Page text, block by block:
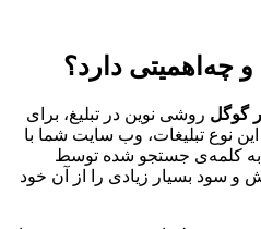
چه‌اهمیتی دارد؟
گوگل روشی نوین در تبلیغ، برای
نوع تبلیغات، وب سایت شما با
به کلمه‌ی جستجو شده توسط
و سود بسیار زیادی را از آن خود